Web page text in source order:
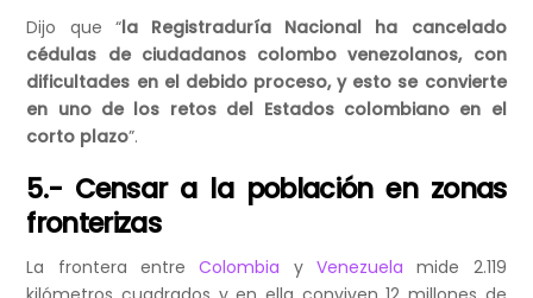
Dijo que “la Registraduría Nacional ha cancelado
cédulas de ciudadanos colombo venezolanos, con
dificultades en el debido proceso, y esto se convierte
en uno de los retos del Estados colombiano en el
corto plazo”.
5.- Censar a la población en zonas
fronterizas
La frontera entreColombia y Venezuela mide 2.119